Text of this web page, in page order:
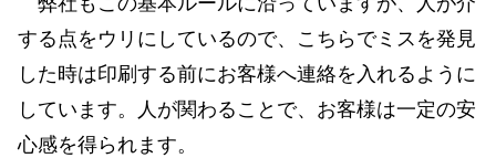
する点をウリにしているので、こちらでミスを発見
した時は印刷する前にお客様へ連絡を入れるように
しています。人が関わることで、お客様は一定の安
心感を得られます。